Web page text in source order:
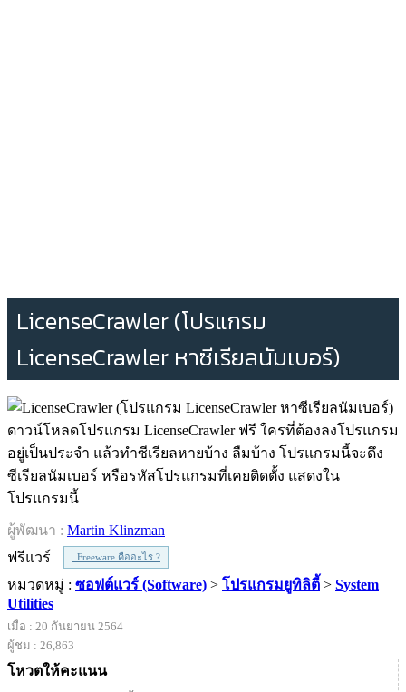
LicenseCrawler (โปรแกรม
LicenseCrawler หาซีเรียลนัมเบอร์)
ดาวน์โหลดโปรแกรม LicenseCrawler ฟรี ใครที่ต้องลงโปรแกรม
อยู่เป็นประจำ แล้วทำซีเรียลหายบ้าง ลืมบ้าง โปรแกรมนี้จะดึง
ซีเรียลนัมเบอร์ หรือรหัสโปรแกรมที่เคยติดตั้ง แสดงใน
โปรแกรมนี้
ผู้พัฒนา : Martin Klinzman
ฟรีแวร์
Freeware คืออะไร ?
หมวดหมู่ : ซอฟต์แวร์ (Software) > โปรแกรมยูทิลิตี้ > System
Utilities
เมื่อ : 20 กันยายน 2564
ผู้ชม : 26,863
โหวตให้คะแนน